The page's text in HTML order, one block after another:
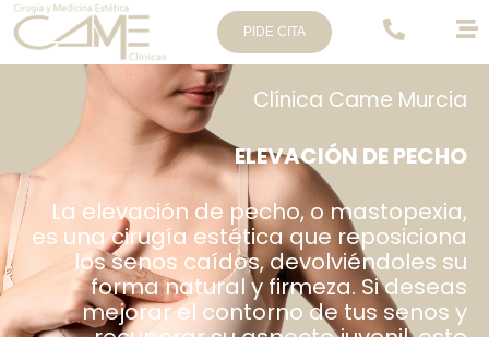
PIDE CITA
Clínica Came Murcia
ELEVACIÓN DE PECHO
La elevación de pecho, o mastopexia,
es una cirugía estética que reposiciona
los senos caídos, devolviéndoles su
forma natural y firmeza. Si deseas
mejorar el contorno de tus senos y